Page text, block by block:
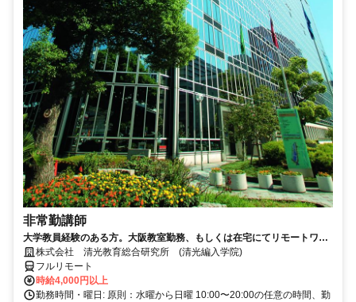
非常勤講師
大学教員経験のある方。大阪教室勤務、もしくは在宅にてリモートワー
ク可能。退官した先生が活躍中。
株式会社 清光教育総合研究所 (清光編入学院)
フルリモート
時給4,000円以上
勤務時間・曜日: 原則：水曜から日曜 10:00〜20:00の任意の時間、勤